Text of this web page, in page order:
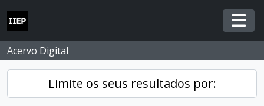
Skip to main content
Acervo Digital
Limite os seus resultados por: